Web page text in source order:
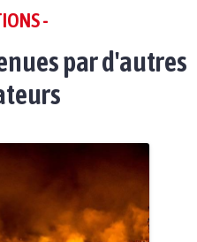
-
par d'autres